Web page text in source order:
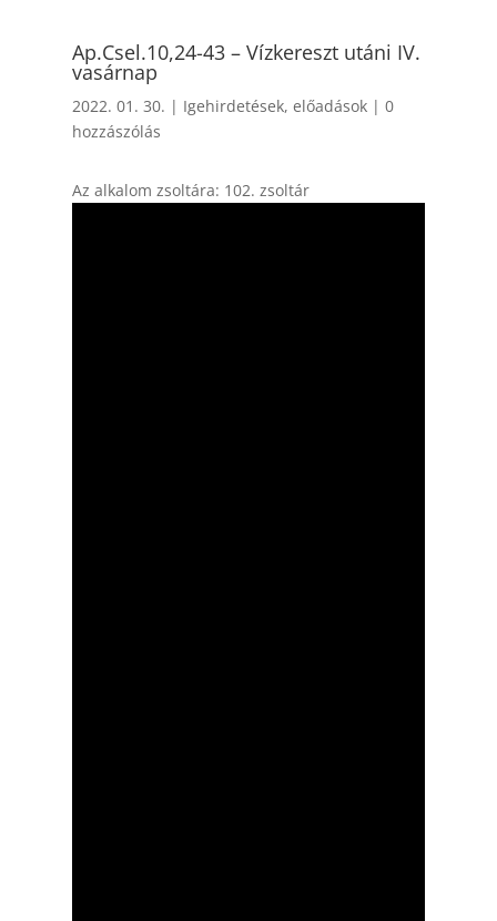
Ap.Csel.10,24-43 – Vízkereszt utáni IV.
vasárnap
2022. 01. 30. | Igehirdetések, előadások| 0
hozzászólás
Az alkalom zsoltára: 102. zsoltár